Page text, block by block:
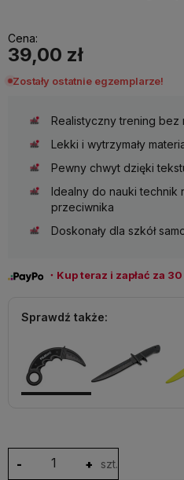
Cena:
39,00 zł
Zostały ostatnie egzemplarze!
Realistyczny trening bez
Lekki i wytrzymały
Pewny chwyt dzięki
Idealny do nauki technik
przeciwnika
Doskonały dla szkół
・Kup teraz i zapłać za
Sprawdź także:
+
- szt.